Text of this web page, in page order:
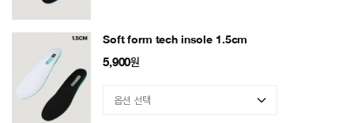
Soft form tech insole 1.5cm
5,900원